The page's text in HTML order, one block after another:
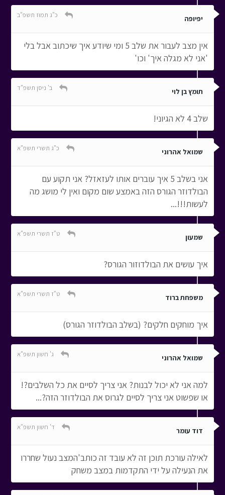
יפיופה כ"ג תמוז תשפ"ב
אין מצב לעבור את שלב 5 ומי שיודע איך שיכתוב אבל בלי
'אני לא מגלה איך' וכו'
תומץ בן לוי ב' ניסן תשפ"ד
שלב 4 לא הגיוני!
שמואל אהרוני כ"ג תשרי תשפ"א
אני בשלב 5 איך עוברים אותו לעזאזל? אני תקוע עם
הבולדוזר הגורס הזה באמצע שום מקום ואין לי מושג מה
לעשות!!!...
שמעון ט"ז תשרי תשפ"א
איך עושים את הבולדוזור הגורס?
משפחת ברוד ט"ז תשרי תשפ"א
איך מוחקים חלקים? (בשלב הבולדוזר הגורס)
שמואל אהרוני ג' חשון תשפ"א
למה אני לא יכול לבנות? אני צריך לסיים את כל השלבים?!
או שפשוט אני צריך לסיים לגרוס את הבולדוזר הזה?...
דוד עומר ד' חשון תשפ"א
לאילה עורכת תוכן זה לא עובד זה כותב'המצב נעול שחררו
את הנעילה על ידי התקדמות במצב משחק